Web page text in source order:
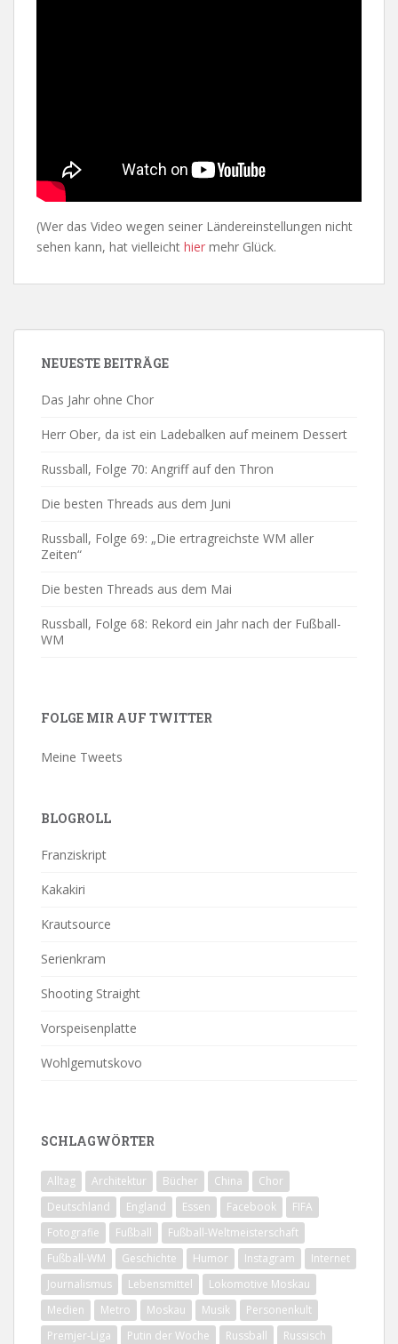
(Wer das Video wegen seiner Ländereinstellungen nicht
sehen kann, hat vielleicht hier mehr Glück.
NEUESTE BEITRÄGE
Das Jahr ohne Chor
Herr Ober, da ist ein Ladebalken auf meinem Dessert
Russball, Folge 70: Angriff auf den Thron
Die besten Threads aus dem Juni
Russball, Folge 69: „Die ertragreichste WM aller
Zeiten“
Die besten Threads aus dem Mai
Russball, Folge 68: Rekord ein Jahr nach der Fußball-
WM
FOLGE MIR AUF TWITTER
Meine Tweets
BLOGROLL
Franziskript
Kakakiri
Krautsource
Serienkram
Shooting Straight
Vorspeisenplatte
Wohlgemutskovo
SCHLAGWÖRTER
Alltag Architektur Bücher China
Chor
Deutschland
England Essen Facebook
FIFA
Fotografie
Fußball
Fußball-Weltmeisterschaft
Fußball-WM
Geschichte Humor Instagram
Internet
Journalismus
Lebensmittel
Lokomotive Moskau
Medien
Metro Moskau Musik
Personenkult
Premjer-Liga
Putin der Woche Russball
Russisch